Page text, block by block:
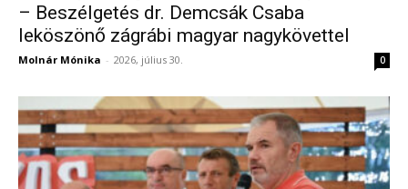
– Beszélgetés dr. Demcsák Csaba
leköszönő zágrábi magyar nagykövettel
Molnár Mónika - 2026, július 30. 0